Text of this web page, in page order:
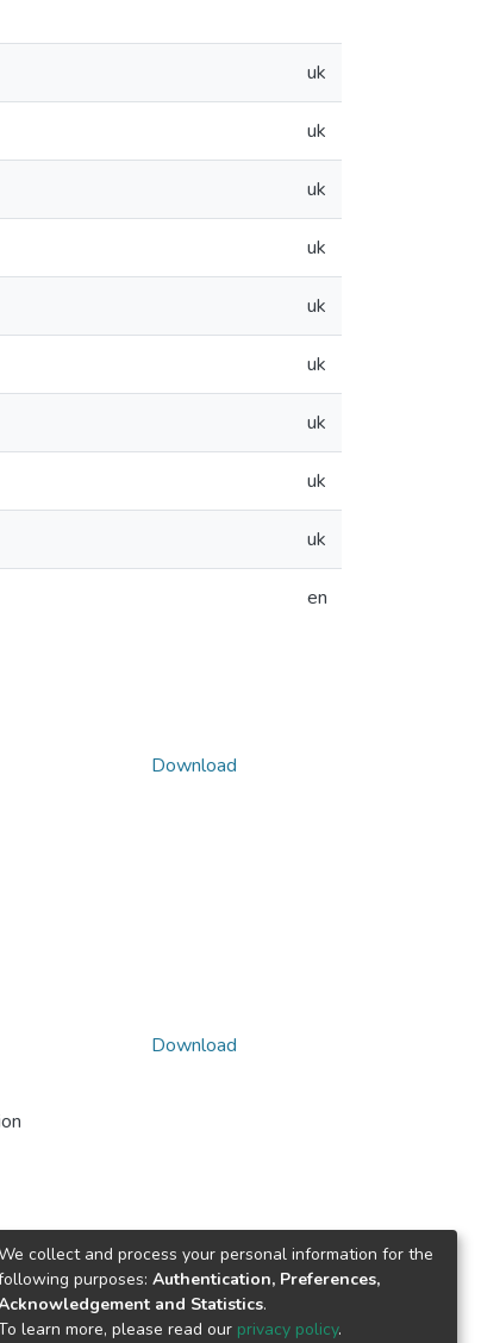
uk
uk
uk
uk
uk
uk
uk
uk
uk
en
Download
Download
collect and process your personal information for the
purposes: Authentication, Preferences,
and Statistics.
learn more, please read our privacy policy.